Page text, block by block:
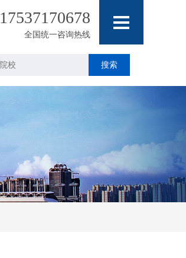
17537170678
全国统一咨询热线